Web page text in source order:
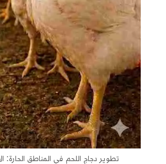
تطوير دجاج اللحم في المناطق الحارة: